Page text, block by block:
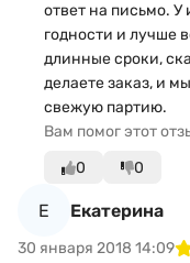
ответ на письмо.
годности и лучше
длинные сроки,
делаете заказ, и
свежую партию.
Вам помог этот
0
0
Е Екатерина
30 января 2018 14:09